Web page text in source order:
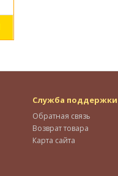
Служба поддержки
Обратная связь
Возврат товара
Карта сайта